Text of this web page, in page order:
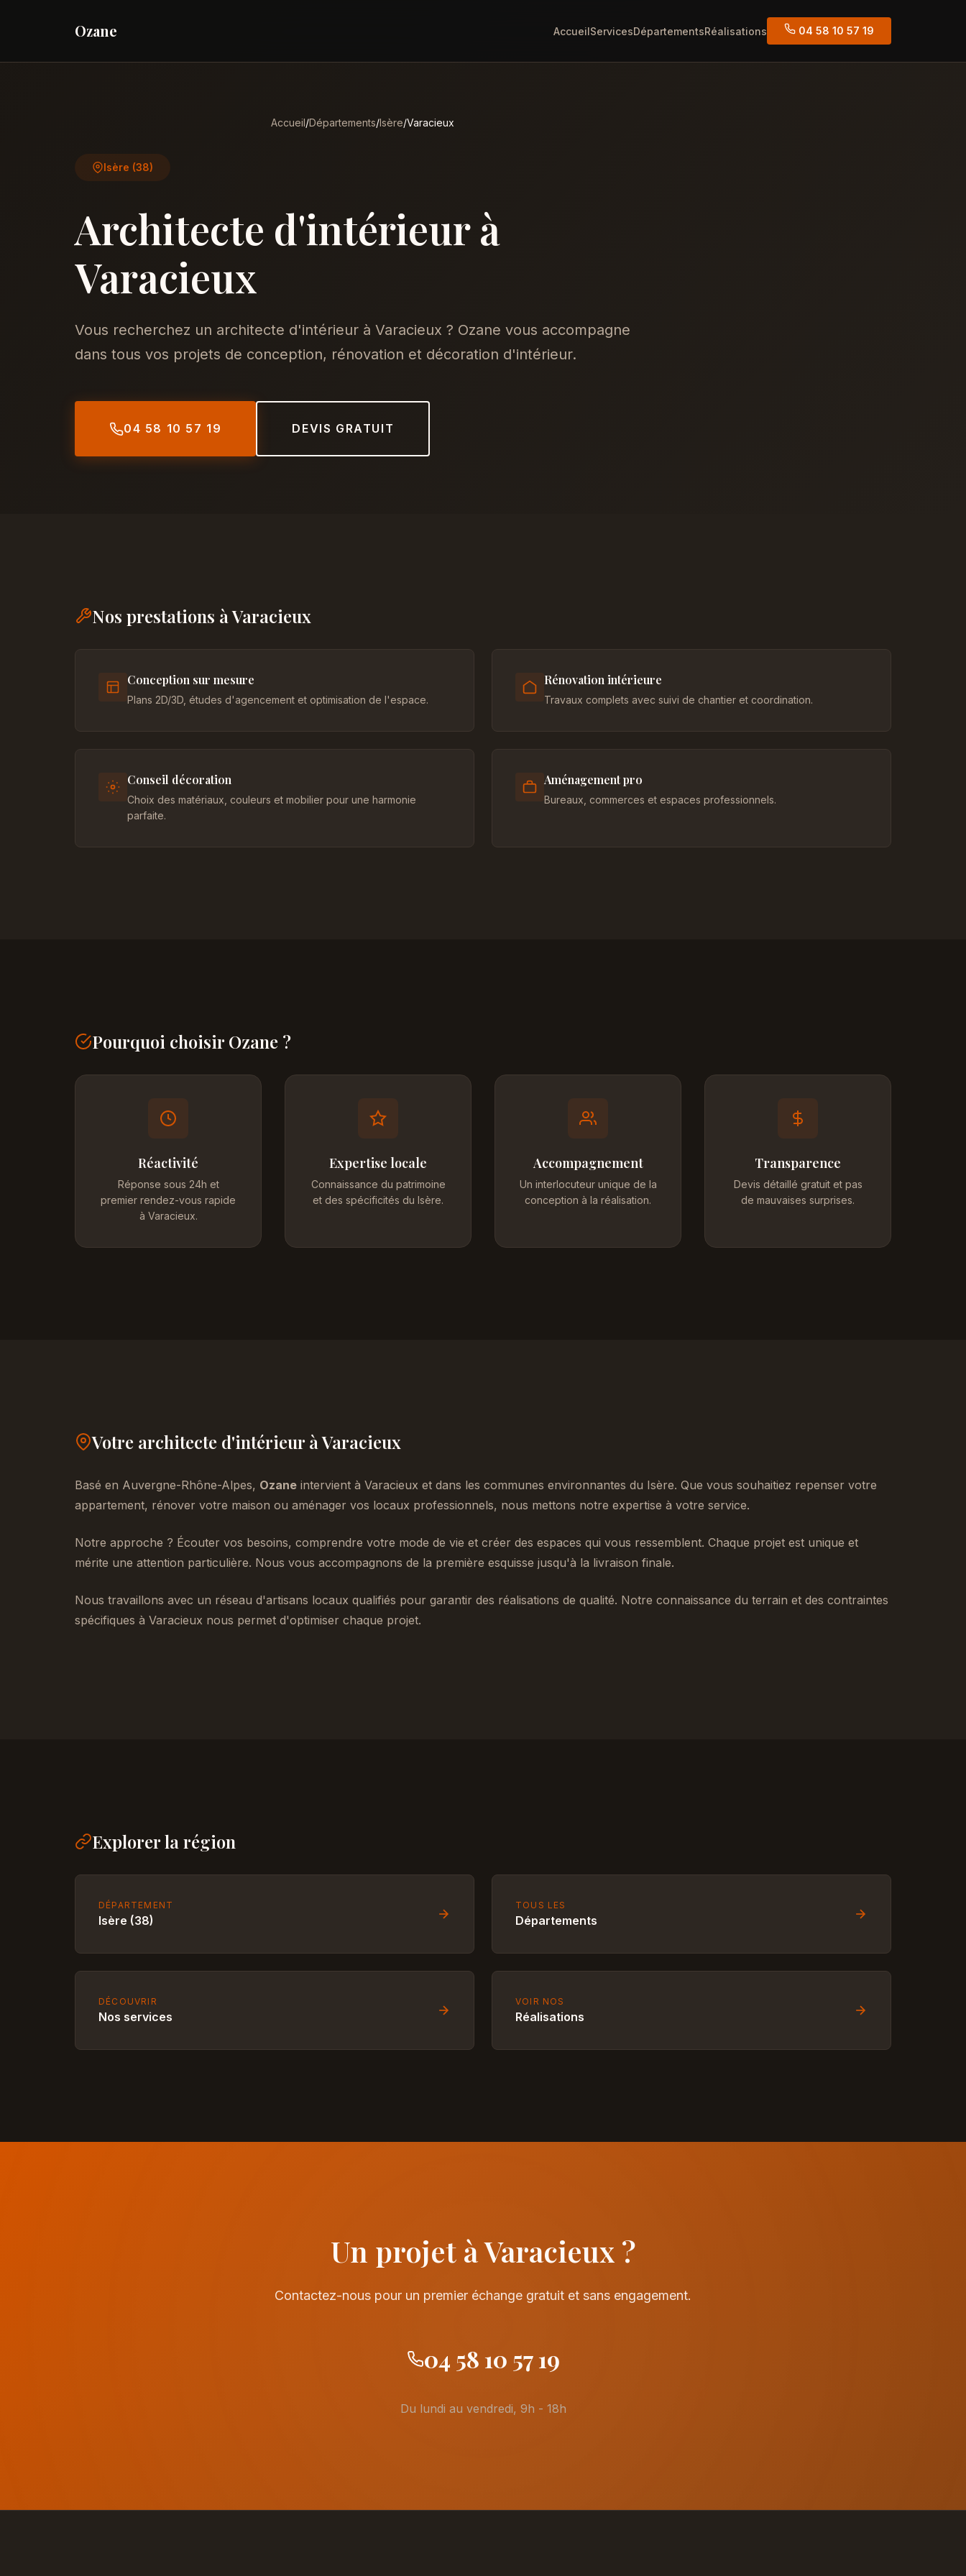
Ozane AccueilServicesDépartementsRéalisations 04 58 10 57 19
Accueil/Départements/Isère/Varacieux
Isère (38)
Architecte d'intérieur à
Varacieux
Vous recherchez un architecte d'intérieur à Varacieux ? Ozane vous accompagne
dans tous vos projets de conception, rénovation et décoration d'intérieur.
04 58 10 57 19 DEVIS GRATUIT
Nos prestations à Varacieux
Conception sur mesure
Plans 2D/3D, études d'agencement et optimisation de l'espace.
Rénovation intérieure
Travaux complets avec suivi de chantier et coordination.
Conseil décoration
Choix des matériaux, couleurs et mobilier pour une harmonie
parfaite.
Aménagement pro
Bureaux, commerces et espaces professionnels.
Pourquoi choisir Ozane ?
Réactivité
Réponse sous 24h et
premier rendez-vous rapide
à Varacieux.
Expertise locale
Connaissance du patrimoine
et des spécificités du Isère.
Accompagnement
Un interlocuteur unique de la
conception à la réalisation.
Transparence
Devis détaillé gratuit et pas
de mauvaises surprises.
Votre architecte d'intérieur à Varacieux
Basé en Auvergne-Rhône-Alpes, Ozane intervient à Varacieux et dans les communes environnantes du Isère. Que vous souhaitiez repenser votre
appartement, rénover votre maison ou aménager vos locaux professionnels, nous mettons notre expertise à votre service.
Notre approche ? Écouter vos besoins, comprendre votre mode de vie et créer des espaces qui vous ressemblent. Chaque projet est unique et
mérite une attention particulière. Nous vous accompagnons de la première esquisse jusqu'à la livraison finale.
Nous travaillons avec un réseau d'artisans locaux qualifiés pour garantir des réalisations de qualité. Notre connaissance du terrain et des contraintes
spécifiques à Varacieux nous permet d'optimiser chaque projet.
Explorer la région
DÉPARTEMENT
Isère (38)
TOUS LES
Départements
DÉCOUVRIR
Nos services
VOIR NOS
Réalisations
Un projet à Varacieux ?
Contactez-nous pour un premier échange gratuit et sans engagement.
04 58 10 57 19
Du lundi au vendredi, 9h - 18h